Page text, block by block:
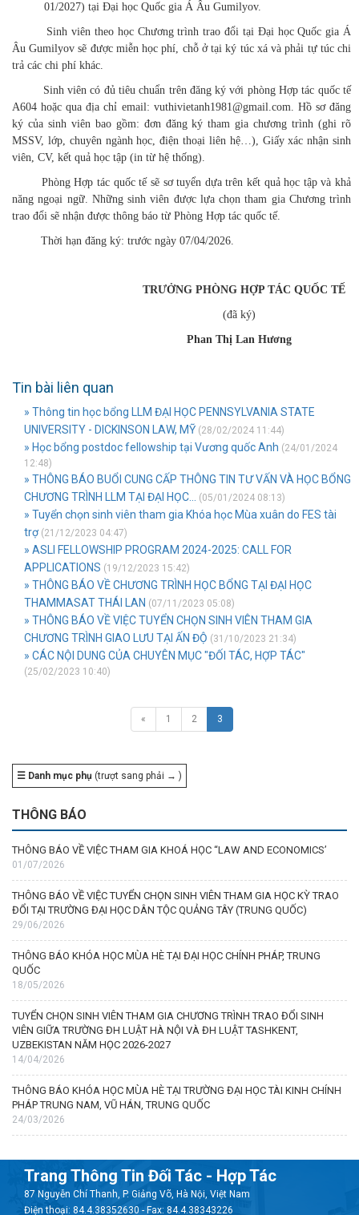
01/2027) tại Đại học Quốc gia Á Âu Gumilyov.
Sinh viên theo học Chương trình trao đổi tại Đại học Quốc gia Á
Âu Gumilyov sẽ được miễn học phí, chỗ ở tại ký túc xá và phải tự túc chi
trả các chi phí khác.
Sinh viên có đủ tiêu chuẩn trên đăng ký với phòng Hợp tác quốc tế
A604 hoặc qua địa chỉ email: vuthivietanh1981@gmail.com. Hồ sơ đăng
ký của sinh viên bao gồm: đơn đăng ký tham gia chương trình (ghi rõ
MSSV, lớp, chuyên ngành học, điện thoại liên hệ…), Giấy xác nhận sinh
viên, CV, kết quả học tập (in từ hệ thống).
Phòng Hợp tác quốc tế sẽ sơ tuyển dựa trên kết quả học tập và khả
năng ngoại ngữ. Những sinh viên được lựa chọn tham gia Chương trình
trao đổi sẽ nhận được thông báo từ Phòng Hợp tác quốc tế.
Thời hạn đăng ký: trước ngày 07/04/2026.
TRƯỞNG PHÒNG HỢP TÁC QUỐC TẾ
(đã ký)
Phan Thị Lan Hương
Tin bài liên quan
» Thông tin học bổng LLM ĐẠI HỌC PENNSYLVANIA STATE
UNIVERSITY - DICKINSON LAW, MỸ (28/02/2024 11:44)
» Học bổng postdoc fellowship tại Vương quốc Anh (24/01/2024
12:48)
» THÔNG BÁO BUỔI CUNG CẤP THÔNG TIN TƯ VẤN VÀ HỌC BỔNG
CHƯƠNG TRÌNH LLM TẠI ĐẠI HỌC...
(05/01/2024 08:13)
» Tuyển chọn sinh viên tham gia Khóa học Mùa xuân do FES tài
trợ(21/12/2023 04:47)
» ASLI FELLOWSHIP PROGRAM 2024-2025: CALL FOR
APPLICATIONS (19/12/2023 15:42)
» THÔNG BÁO VỀ CHƯƠNG TRÌNH HỌC BỔNG TẠI ĐẠI HỌC
THAMMASAT THÁI LAN (07/11/2023 05:08)
» THÔNG BÁO VỀ VIỆC TUYỂN CHỌN SINH VIÊN THAM GIA
CHƯƠNG TRÌNH GIAO LƯU TẠI ẤN ĐỘ (31/10/2023 21:34)
» CÁC NỘI DUNG CỦA CHUYÊN MỤC "ĐỐI TÁC, HỢP TÁC"
(25/02/2023 10:40)
« 1 2 3
☰ Danh mục phụ (trượt sang phải → )
THÔNG BÁO
THÔNG BÁO VỀ VIỆC THAM GIA KHOÁ HỌC “LAW AND ECONOMICS’
01/07/2026
THÔNG BÁO VỀ VIỆC TUYỂN CHỌN SINH VIÊN THAM GIA HỌC KỲ TRAO
ĐỔI TẠI TRƯỜNG ĐẠI HỌC DÂN TỘC QUẢNG TÂY (TRUNG QUỐC)
29/06/2026
THÔNG BÁO KHÓA HỌC MÙA HÈ TẠI ĐẠI HỌC CHÍNH PHÁP, TRUNG
QUỐC
18/05/2026
TUYỂN CHỌN SINH VIÊN THAM GIA CHƯƠNG TRÌNH TRAO ĐỔI SINH
VIÊN GIỮA TRƯỜNG ĐH LUẬT HÀ NỘI VÀ ĐH LUẬT TASHKENT,
UZBEKISTAN NĂM HỌC 2026-2027
14/04/2026
THÔNG BÁO KHÓA HỌC MÙA HÈ TẠI TRƯỜNG ĐẠI HỌC TÀI KINH CHÍNH
PHÁP TRUNG NAM, VŨ HÁN, TRUNG QUỐC
24/03/2026
Trang Thông Tin Đối Tác - Hợp Tác
87 Nguyễn Chí Thanh, P. Giảng Võ, Hà Nội, Việt Nam
Điện thoại: 84.4.38352630 - Fax: 84.4.38343226